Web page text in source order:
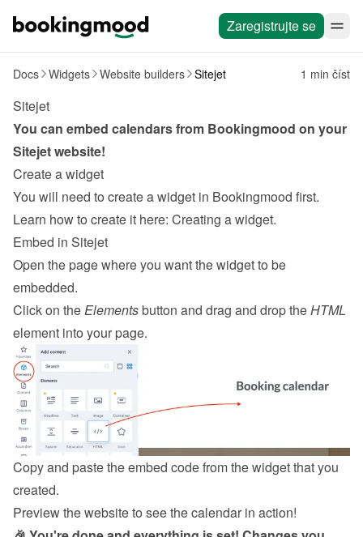
Zaregistrujte se
Docs Widgets Website builders Sitejet 1 min číst
Sitejet
Sitejet website!
Create a widget
You will need to create a widget in Bookingmood first.
Learn how to create it here: Creating a widget.
Embed in Sitejet
Open the page where you want the widget to be
embedded.
Click on the Elements button and drag and drop the HTML
element into your page.
Copy and paste the embed code from the widget that you
created.
Preview the website to see the calendar in action!